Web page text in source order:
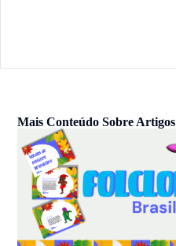
Mais Conteúdo Sobre Artigos